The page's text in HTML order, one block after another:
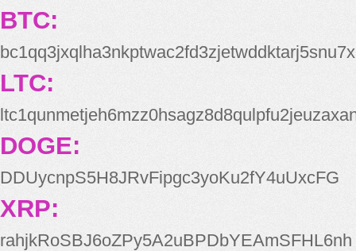
BTC:
bc1qq3jxqlha3nkptwac2fd3zjetwddktarj5snu7x
LTC:
DOGE:
DDUycnpS5H8JRvFipgc3yoKu2fY4uUxcFG
XRP:
rahjkRoSBJ6oZPy5A2uBPDbYEAmSFHL6nh